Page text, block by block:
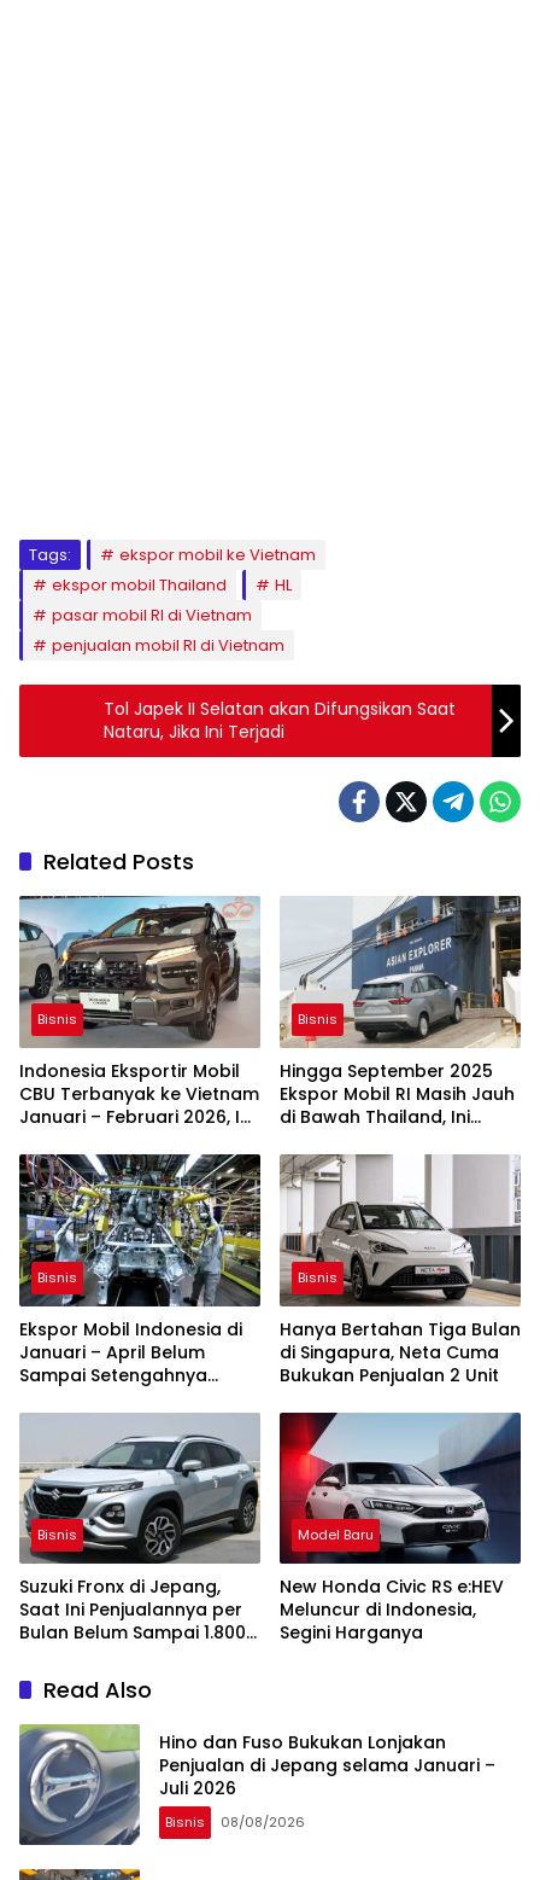
Tags:
ekspor mobil ke Vietnam
ekspor mobil Thailand
HL
pasar mobil RI di Vietnam
penjualan mobil RI di Vietnam
Tol Japek II Selatan akan Difungsikan Saat
Nataru, Jika Ini Terjadi
Related Posts
Bisnis
Indonesia Eksportir Mobil
CBU Terbanyak ke Vietnam
Januari – Februari 2026, Ini
Bisnis
Hingga September 2025
Ekspor Mobil RI Masih Jauh
di Bawah Thailand, Ini
Bisnis
Ekspor Mobil Indonesia di
Januari – April Belum
Sampai Setengahnya
Bisnis
Hanya Bertahan Tiga Bulan
di Singapura, Neta Cuma
Bukukan Penjualan 2 Unit
Bisnis
Suzuki Fronx di Jepang,
Saat Ini Penjualannya per
Bulan Belum Sampai 1.800
Model Baru
New Honda Civic RS e:HEV
Meluncur di Indonesia,
Segini Harganya
Read Also
Hino dan Fuso Bukukan Lonjakan
Penjualan di Jepang selama Januari –
Juli 2026
Bisnis 08/08/2026